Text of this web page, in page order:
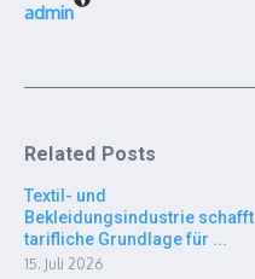
admin
Related Posts
Textil- und
Bekleidungsindustrie schafft
tarifliche Grundlage für ...
15. Juli 2026